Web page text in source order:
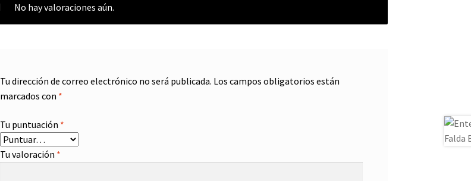
No hay valoraciones aún.
Tu dirección de correo electrónico no será publicada. Los campos obligatorios están
marcados con *
Tu puntuación *
Tu valoración *